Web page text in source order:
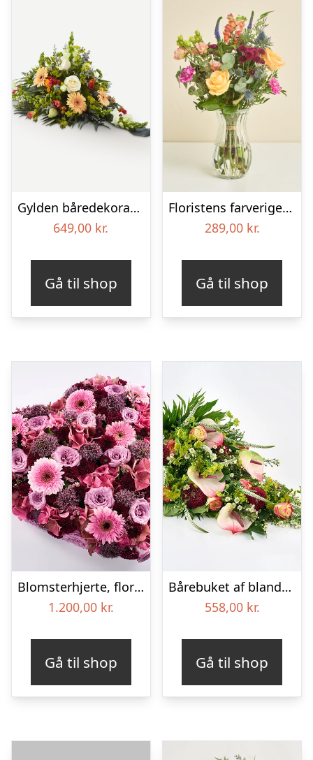
Gylden båredekoration
649,00 kr.
Gå til shop
Floristens farverige kondolencebuket
289,00 kr.
Gå til shop
Blomsterhjerte, floristens valg – Blomster til begravelse
1.200,00 kr.
Gå til shop
Bårebuket af blandede blomster – Blomster til begravelse
558,00 kr.
Gå til shop